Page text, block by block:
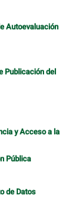
Autoevaluación
Publicación del
y Acceso a la
Pública
de Datos